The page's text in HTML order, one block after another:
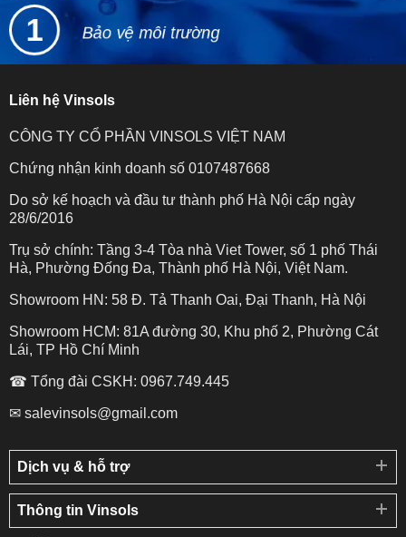
1 Bảo vệ môi trường
Liên hệ Vinsols
CÔNG TY CỔ PHẦN VINSOLS VIỆT NAM
Chứng nhận kinh doanh số 0107487668
Do sở kế hoạch và đầu tư thành phố Hà Nội cấp ngày
28/6/2016
Trụ sở chính: Tầng 3-4 Tòa nhà Viet Tower, số 1 phố Thái
Hà, Phường Đống Đa, Thành phố Hà Nội, Việt Nam.
Showroom HN: 58 Đ. Tả Thanh Oai, Đại Thanh, Hà Nội
Showroom HCM: 81A đường 30, Khu phố 2, Phường Cát
Lái, TP Hồ Chí Minh
☎ Tổng đài CSKH: 0967.749.445
✉ salevinsols@gmail.com
Dịch vụ & hỗ trợ
Thông tin Vinsols